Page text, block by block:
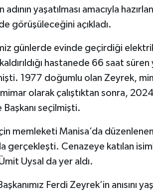
adının yaşatılması amacıyla
görüşüleceğini açıkladı.
günlerde evinde geçirdiği elektrik
hastanede 66 saat
1977 doğumlu olan Zeyrek,
olarak çalıştıktan sonra,
Başkanı seçilmişti.
memleketi Manisa’da
gerçekleşti. Cenazeye katılan
Ümit Uysal da yer aldı.
Ferdi Zeyrek’in anısını